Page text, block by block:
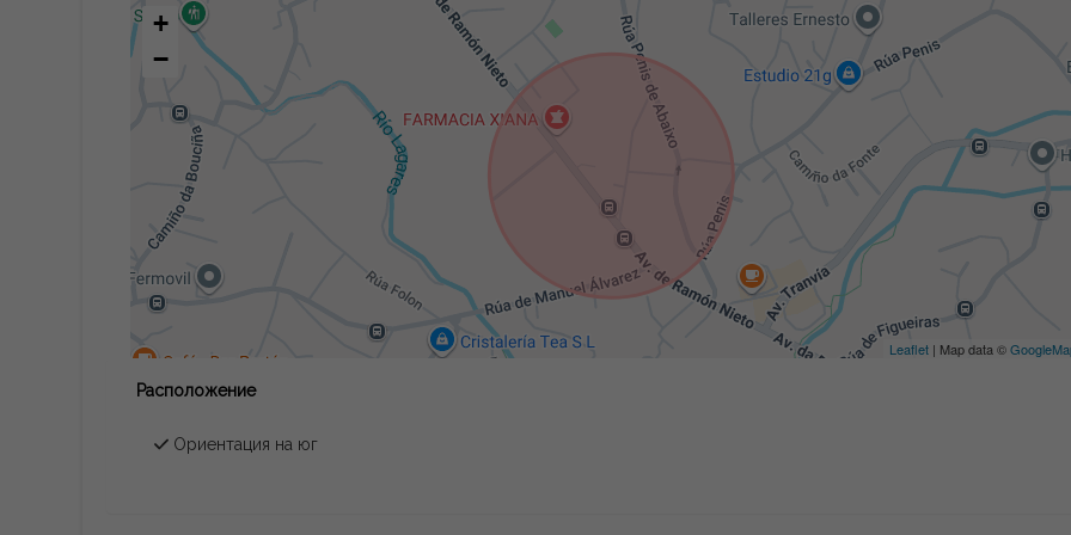
+
−
Leaflet | Map data ©
Расположение
Ориентация на юг